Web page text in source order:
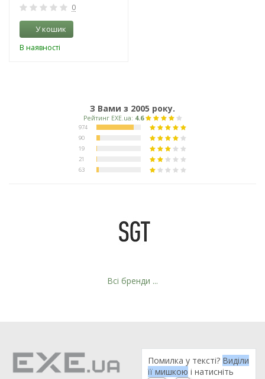
0
У кошик
В наявності
З Вами з 2005 року.
Всі бренди ...
Помилка у тексті? Виділи
її мишкою і натисніть